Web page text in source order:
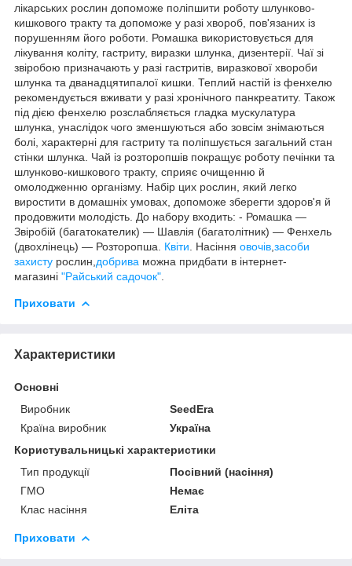
лікарських рослин допоможе поліпшити роботу шлунково-
кишкового тракту та допоможе у разі хвороб, пов'язаних із
порушенням його роботи. Ромашка використовується для
лікування коліту, гастриту, виразки шлунка, дизентерії. Чаї зі
звіробою призначають у разі гастритів, виразкової хвороби
шлунка та дванадцятипалої кишки. Теплий настій із фенхелю
рекомендується вживати у разі хронічного панкреатиту. Також
під дією фенхелю розслабляється гладка мускулатура
шлунка, унаслідок чого зменшуються або зовсім знімаються
болі, характерні для гастриту та поліпшується загальний стан
стінки шлунка. Чай із розторопшів покращує роботу печінки та
шлунково-кишкового тракту, сприяє очищенню й
омолодженню організму. Набір цих рослин, який легко
виростити в домашніх умовах, допоможе зберегти здоров'я й
продовжити молодість. До набору входить: - Ромашка —
Звіробій (багатокателик) — Шавлія (багатолітник) — Фенхель
(двохлінець) — Розторопша. Квіти . Насіння овочів засоби
захисту рослин, добрива можна придбати в інтернет-
магазині "Райський садочок"
Приховати
Характеристики
Основні
Виробник
SeedEra
Країна виробник
Україна
Користувальницькі характеристики
Тип продукції
Посівний (насіння)
ГМО
Немає
Клас насіння
Еліта
Приховати